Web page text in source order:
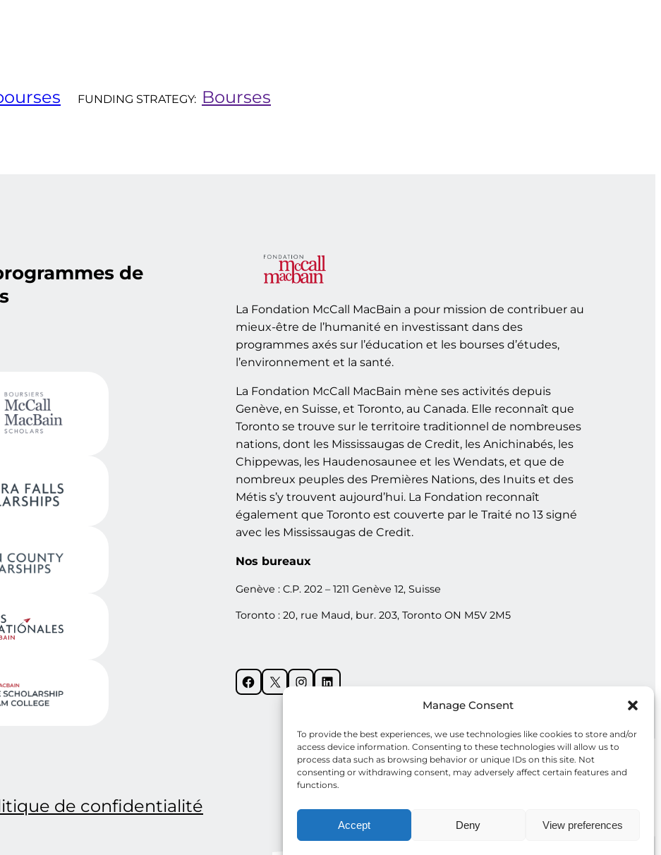
Manage Consent
To provide the best experiences, we use technologies like cookies to store and/or
access device information. Consenting to these technologies will allow us to
process data such as browsing behavior or unique IDs on this site. Not
consenting or withdrawing consent, may adversely affect certain features and
functions.
Accept Deny View preferences
FUNDING STRATEGY: Bourses
de
La Fondation McCall MacBain a pour mission de contribuer au
mieux-être de l’humanité en investissant dans des
programmes axés sur l’éducation et les bourses d’études,
l’environnement et la santé.
La Fondation McCall MacBain mène ses activités depuis
Genève, en Suisse, et Toronto, au Canada. Elle reconnaît que
Toronto se trouve sur le territoire traditionnel de nombreuses
nations, dont les Mississaugas de Credit, les Anichinabés, les
Chippewas, les Haudenosaunee et les Wendats, et que de
nombreux peuples des Premières Nations, des Inuits et des
Métis s’y trouvent aujourd’hui. La Fondation reconnaît
également que Toronto est couverte par le Traité no 13 signé
avec les Mississaugas de Credit.
Nos bureaux
Genève : C.P. 202 – 1211 Genève 12, Suisse
Toronto : 20, rue Maud, bur. 203, Toronto ON M5V 2M5
Facebook X Instagram LinkedIn
de confidentialité